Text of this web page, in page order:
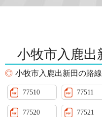
小牧市入鹿出
小牧市入鹿出新田の路
77510 77511
77520 77521